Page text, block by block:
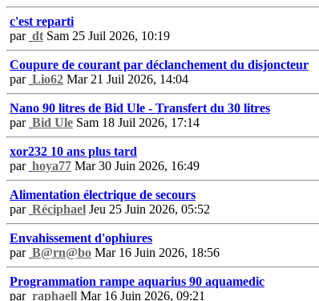
c'est reparti
par dt Sam 25 Juil 2026, 10:19
Coupure de courant par déclanchement du disjoncteur
par Lio62 Mar 21 Juil 2026, 14:04
Nano 90 litres de Bid Ule - Transfert du 30 litres
par Bid Ule Sam 18 Juil 2026, 17:14
xor232 10 ans plus tard
par hoya77 Mar 30 Juin 2026, 16:49
Alimentation électrique de secours
par Réciphael Jeu 25 Juin 2026, 05:52
Envahissement d'ophiures
par B@rn@bo Mar 16 Juin 2026, 18:56
Programmation rampe aquarius 90 aquamedic
par raphaell Mar 16 Juin 2026, 09:21